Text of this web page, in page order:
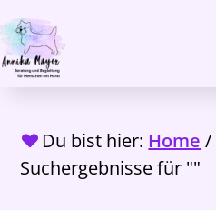
Zum
Hauptinhalt
springen
Du bist hier: Home /
Suchergebnisse für ""